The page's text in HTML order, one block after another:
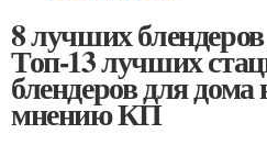
8 лучших
Топ-13 лучших
блендеров для дома
мнению КП